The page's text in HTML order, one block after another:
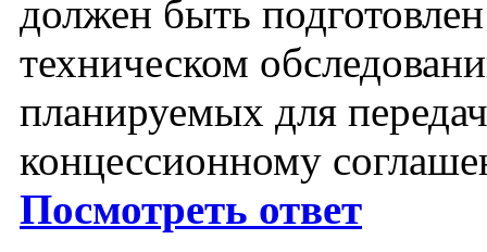
должен быть
техническом
планируемых для
концессионному
Посмотреть ответ